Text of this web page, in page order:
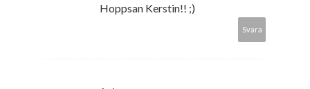
Hoppsan Kerstin!! ;)
Svara